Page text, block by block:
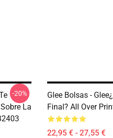
La
-20%
Glee Bolsas -
Final? All Over
22,95 € - 27,55 €